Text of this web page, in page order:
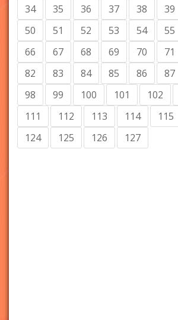
34
35 36 37 38 39
50
51 52 53 54 55
66
67 68 69 70 71
82
83 84 85 86 87
98
99 100 101 102
111
112 113 114 115
124
125 126 127